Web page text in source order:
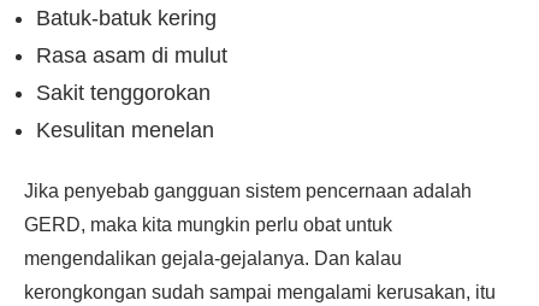
Batuk-batuk kering
Rasa asam di mulut
Sakit tenggorokan
Kesulitan menelan
Jika penyebab gangguan sistem pencernaan adalah
GERD, maka kita mungkin perlu obat untuk
mengendalikan gejala-gejalanya. Dan kalau
kerongkongan sudah sampai mengalami kerusakan, itu